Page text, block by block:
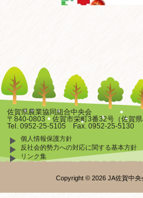
佐賀県農業協同組合中央会
〒840-0803 佐賀市栄町3番32号（佐賀県
Tel. 0952-25-5105 Fax. 0952-25-5130
個人情報保護方針
反社会的勢力への対応に関する基本方針
リンク集
Copyright © 2026 JA佐賀中央